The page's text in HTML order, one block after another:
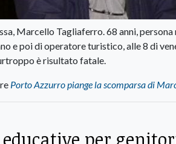
Marcello Tagliaferro. 68 anni,
e poi di operatore turistico, alle 8 di
è risultato fatale.
Porto Azzurro piange la scomparsa di
per